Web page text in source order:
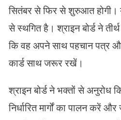
सितंबर से फिर से शुरुआत होगी।
से स्थगित है। श्राइन बोर्ड ने
कि वह अपने साथ पहचान पत्र
कार्ड साथ जरूर रखें।
श्राइन बोर्ड ने भक्तों से अनुरोध
निर्धारित मार्गों का पालन करें